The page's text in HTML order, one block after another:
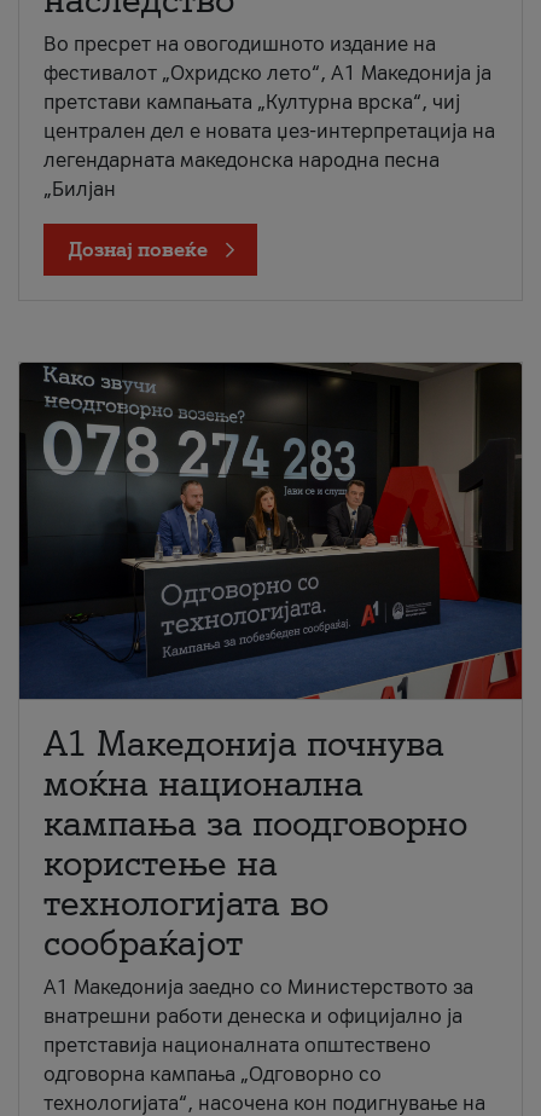
Во пресрет на овогодишното издание на
фестивалот „Охридско лето“, А1 Македонија ја
претстави кампањата „Културна врска“, чиј
централен дел е новата џез-интерпретација на
легендарната македонска народна песна
„Билјан
Дознај повеќе
A1 Македонија почнува
моќна национална
кампања за поодговорно
користење на
технологијата во
сообраќајот
A1 Македонија заедно со Министерството за
внатрешни работи денеска и официјално ја
претставија националната општествено
одговорна кампања „Одговорно со
технологијата“, насочена кон подигнување на